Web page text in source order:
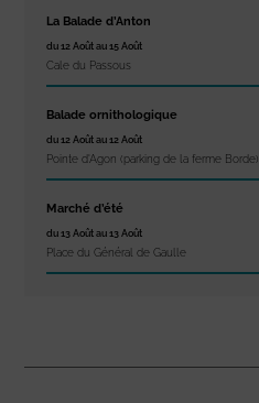
La Balade d’Anton
du 12 Août au 15 Août
Cale du Passous
Balade ornithologique
du 12 Août au 12 Août
Pointe d'Agon (parking de la ferme Borde)
Marché d’été
du 13 Août au 13 Août
Place du Général de Gaulle